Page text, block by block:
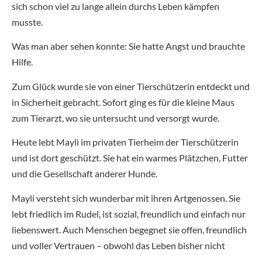
sich schon viel zu lange allein durchs Leben kämpfen
musste.
Was man aber sehen konnte: Sie hatte Angst und brauchte
Hilfe.
Zum Glück wurde sie von einer Tierschützerin entdeckt und
in Sicherheit gebracht. Sofort ging es für die kleine Maus
zum Tierarzt, wo sie untersucht und versorgt wurde.
Heute lebt Mayli im privaten Tierheim der Tierschützerin
und ist dort geschützt. Sie hat ein warmes Plätzchen, Futter
und die Gesellschaft anderer Hunde.
Mayli versteht sich wunderbar mit ihren Artgenossen. Sie
lebt friedlich im Rudel, ist sozial, freundlich und einfach nur
liebenswert. Auch Menschen begegnet sie offen, freundlich
und voller Vertrauen – obwohl das Leben bisher nicht